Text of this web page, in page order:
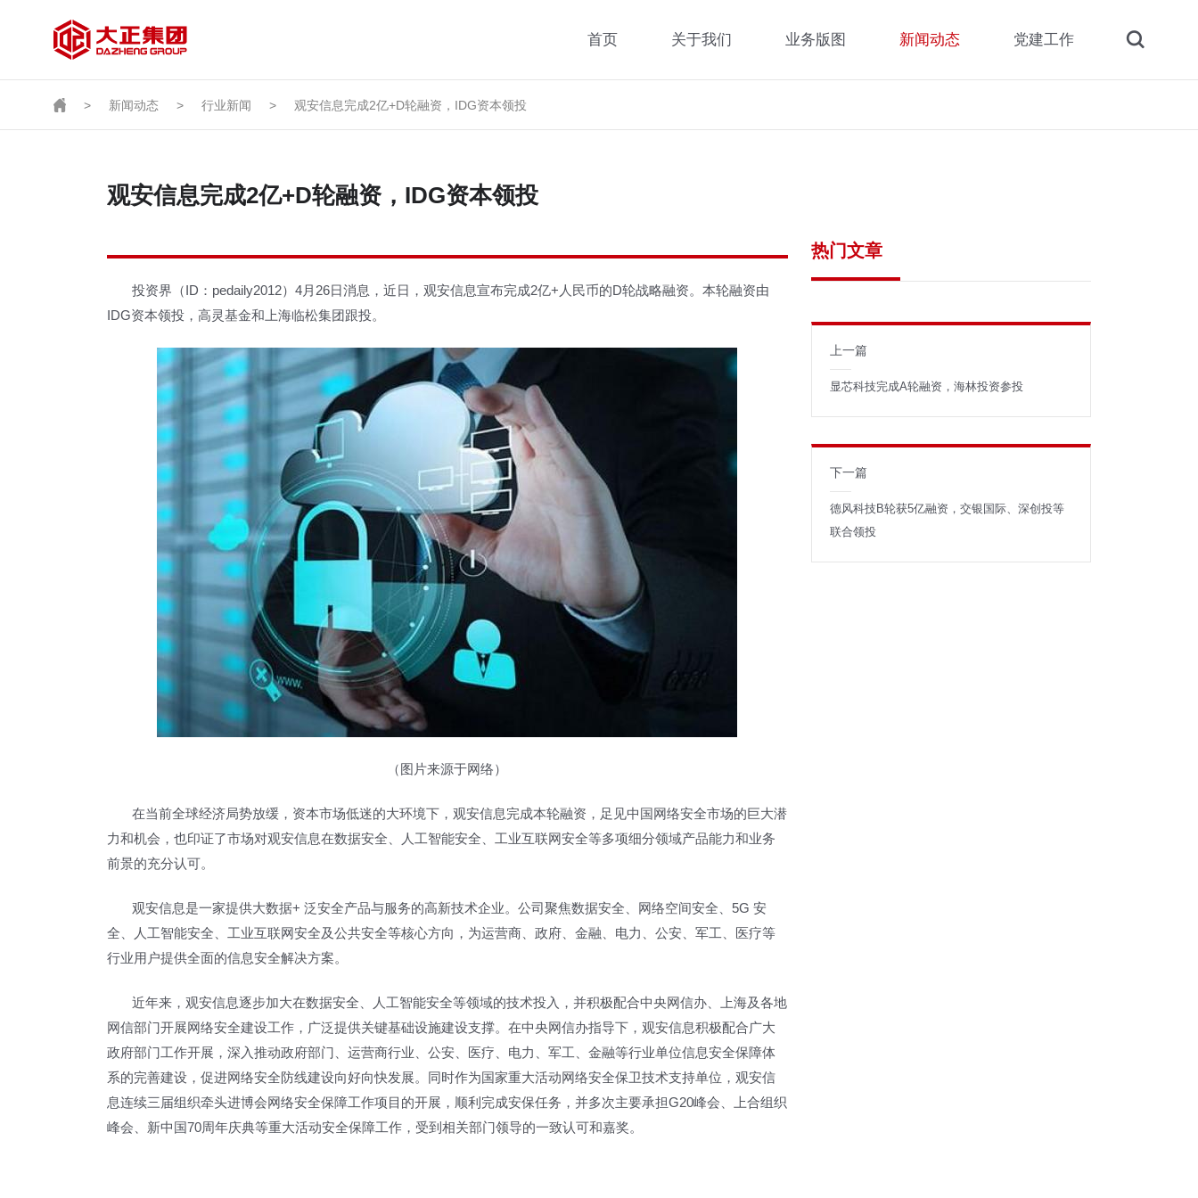
首页 关于我们 业务版图 新闻动态 党建工作
> 新闻动态 > 行业新闻 > 观安信息完成2亿+D轮融资，IDG资本领投
观安信息完成2亿+D轮融资，IDG资本领投
投资界（ID：pedaily2012）4月26日消息，近日，观安信息宣布完成2亿+人民币的D轮战略融资。本轮融资由
IDG资本领投，高灵基金和上海临松集团跟投。
（图片来源于网络）
在当前全球经济局势放缓，资本市场低迷的大环境下，观安信息完成本轮融资，足见中国网络安全市场的巨大潜
力和机会，也印证了市场对观安信息在数据安全、人工智能安全、工业互联网安全等多项细分领域产品能力和业务
前景的充分认可。
观安信息是一家提供大数据+ 泛安全产品与服务的高新技术企业。公司聚焦数据安全、网络空间安全、5G 安
全、人工智能安全、工业互联网安全及公共安全等核心方向，为运营商、政府、金融、电力、公安、军工、医疗等
行业用户提供全面的信息安全解决方案。
近年来，观安信息逐步加大在数据安全、人工智能安全等领域的技术投入，并积极配合中央网信办、上海及各地
网信部门开展网络安全建设工作，广泛提供关键基础设施建设支撑。在中央网信办指导下，观安信息积极配合广大
政府部门工作开展，深入推动政府部门、运营商行业、公安、医疗、电力、军工、金融等行业单位信息安全保障体
系的完善建设，促进网络安全防线建设向好向快发展。同时作为国家重大活动网络安全保卫技术支持单位，观安信
息连续三届组织牵头进博会网络安全保障工作项目的开展，顺利完成安保任务，并多次主要承担G20峰会、上合组织
峰会、新中国70周年庆典等重大活动安全保障工作，受到相关部门领导的一致认可和嘉奖。
热门文章
上一篇
显芯科技完成A轮融资，海林投资参投
下一篇
德风科技B轮获5亿融资，交银国际、深创投等
联合领投